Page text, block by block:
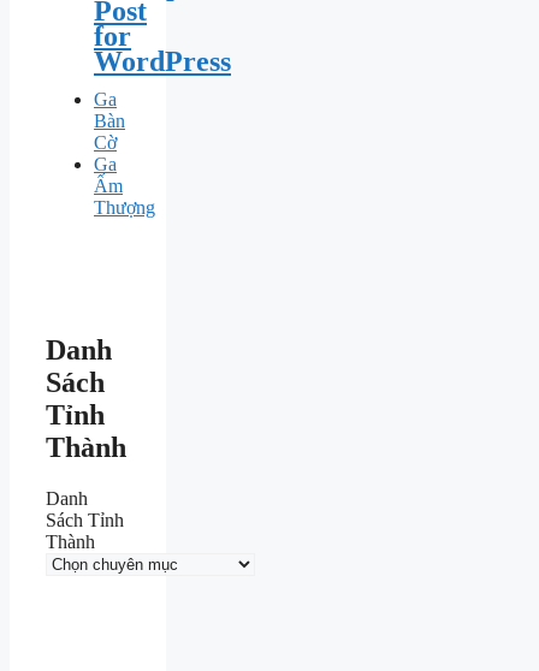
Post
for
WordPress
Ga
Bàn
Cờ
Ga
Ấm
Thượng
Danh
Sách
Tỉnh
Thành
Danh
Sách Tỉnh
Thành